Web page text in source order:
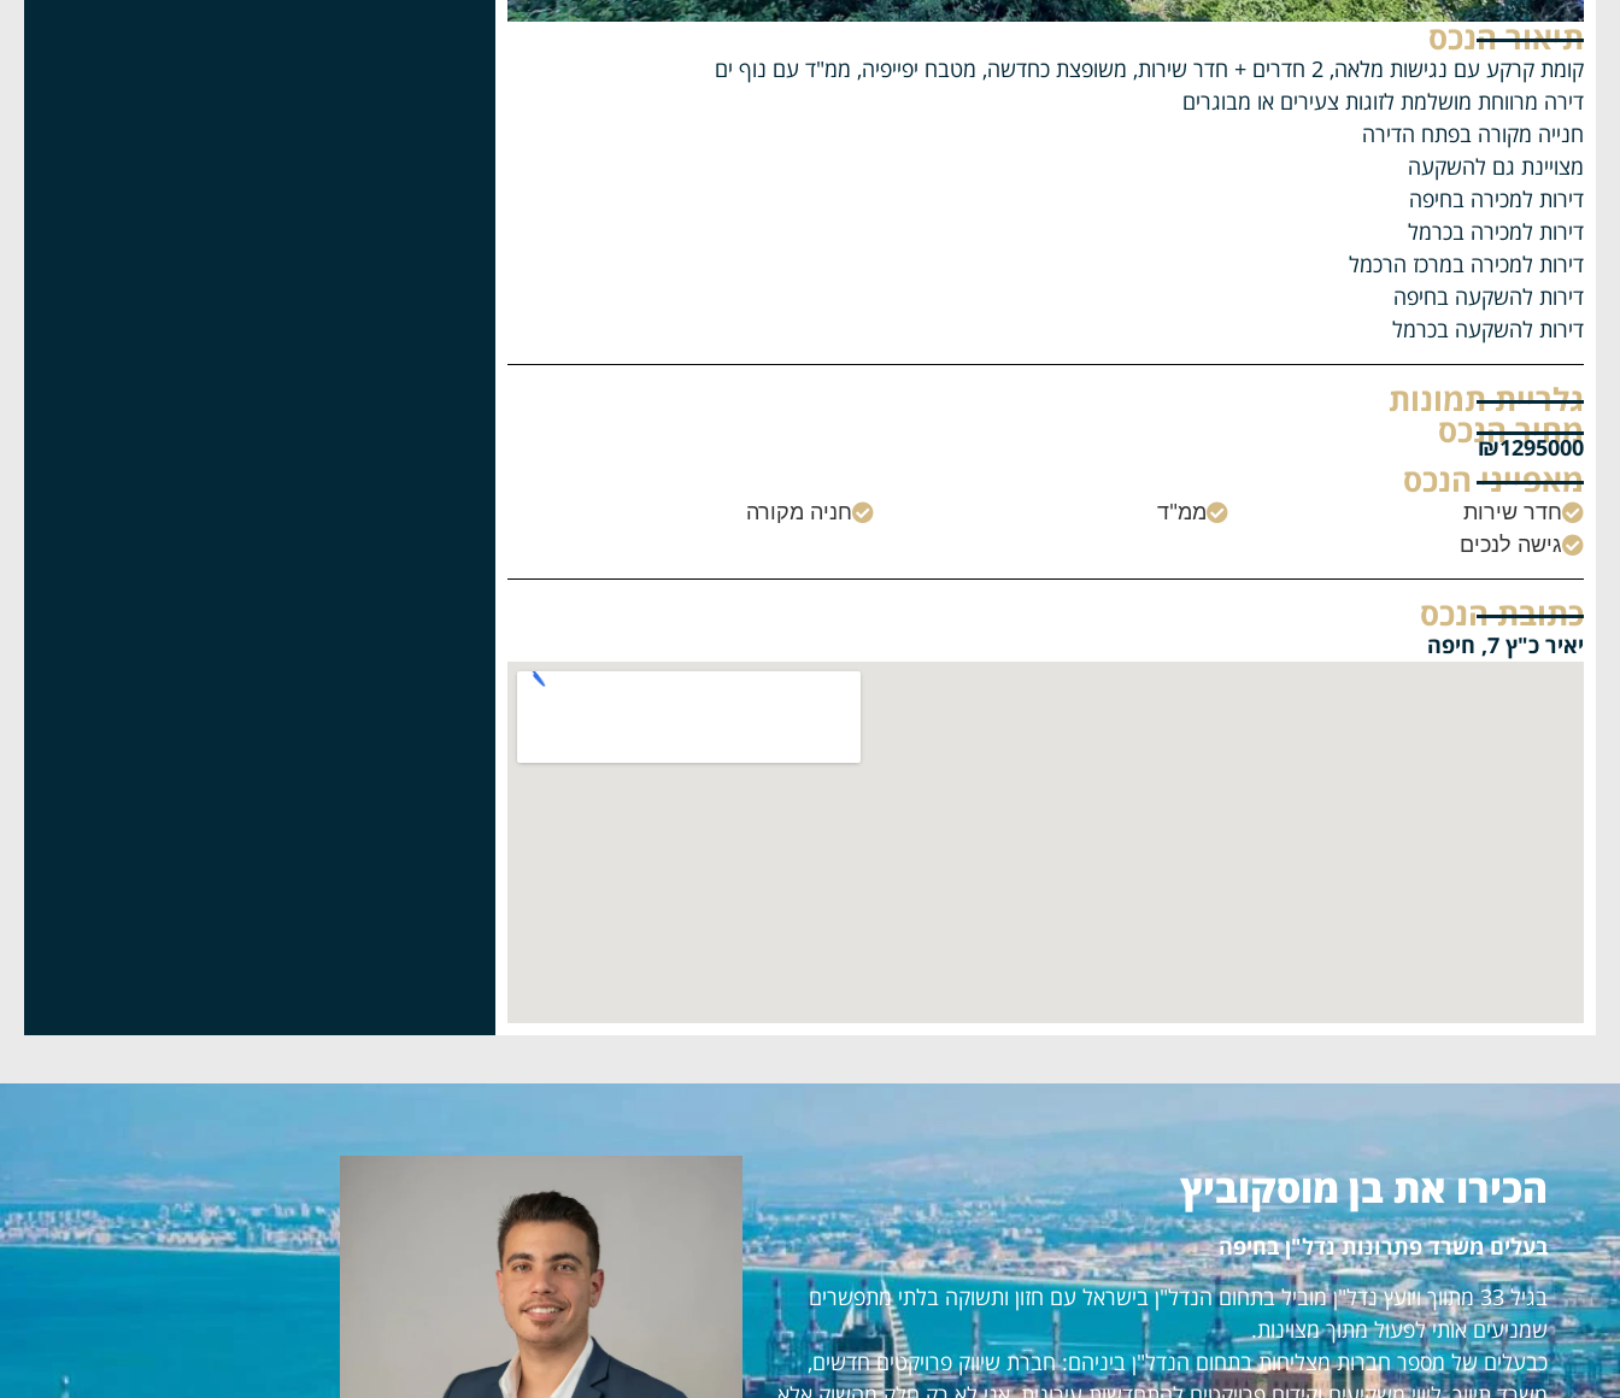
תיאור הנכס
קומת קרקע עם נגישות מלאה, 2 חדרים + חדר שירות, משופצת כחדשה, מטבח יפייפיה, ממ"ד עם נוף ים
דירה מרווחת מושלמת לזוגות צעירים או מבוגרים
חנייה מקורה בפתח הדירה
מצויינת גם להשקעה
דירות למכירה בחיפה
דירות למכירה בכרמל
דירות למכירה במרכז הרכמל
דירות להשקעה בחיפה
דירות להשקעה בכרמל
גלריית תמונות
מחיר הנכס
₪1295000
מאפייני הנכס
חדר שירות ממ"ד חניה מקורה
גישה לנכים
כתובת הנכס
יאיר כ"ץ 7, חיפה
הכירו את בן מוסקוביץ
בעלים משרד פתרונות נדל"ן בחיפה
בגיל 33 מתווך ויועץ נדל"ן מוביל בתחום הנדל"ן בישראל עם חזון ותשוקה בלתי מתפשרים
שמניעים אותי לפעול מתוך מצוינות.
כבעלים של מספר חברות מצליחות בתחום הנדל"ן ביניהם: חברת שיווק פרויקטים חדשים,